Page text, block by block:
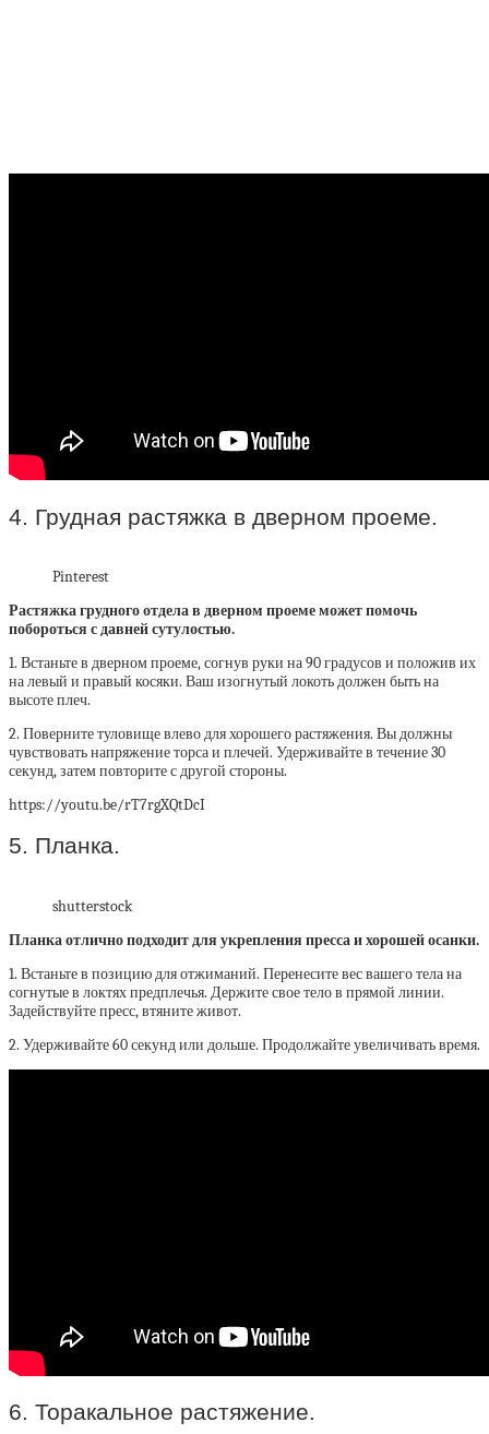
4. Грудная растяжка в дверном проеме.
Pinterest
Растяжка грудного отдела в дверном проеме может помочь
побороться с давней сутулостью.
1. Встаньте в дверном проеме, согнув руки на 90 градусов и положив их
на левый и правый косяки. Ваш изогнутый локоть должен быть на
высоте плеч.
2. Поверните туловище влево для хорошего растяжения. Вы должны
чувствовать напряжение торса и плечей. Удерживайте в течение 30
секунд, затем повторите с другой стороны.
https://youtu.be/rT7rgXQtDcI
5. Планка.
shutterstock
Планка отлично подходит для укрепления пресса и хорошей осанки.
1. Встаньте в позицию для отжиманий. Перенесите вес вашего тела на
согнутые в локтях предплечья. Держите свое тело в прямой линии.
Задействуйте пресс, втяните живот.
2. Удерживайте 60 секунд или дольше. Продолжайте увеличивать время.
6. Торакальное растяжение.